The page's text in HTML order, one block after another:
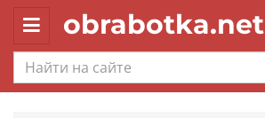
Toggle
navigation
obrabotka.net